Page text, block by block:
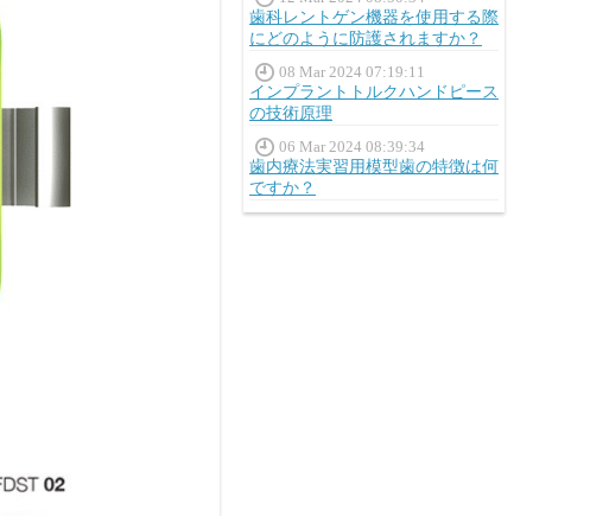
歯科レントゲン機器を使用する際
にどのように防護されますか？
08 Mar 2024 07:19:11
インプラントトルクハンドピース
の技術原理
06 Mar 2024 08:39:34
歯内療法実習用模型歯の特徴は何
ですか？